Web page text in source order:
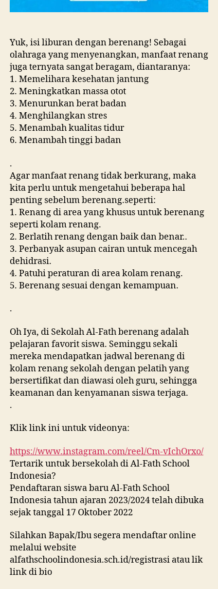
Yuk, isi liburan dengan berenang! Sebagai
olahraga yang menyenangkan, manfaat renang
juga ternyata sangat beragam, diantaranya:
1. Memelihara kesehatan jantung
2. Meningkatkan massa otot
3. Menurunkan berat badan
4. Menghilangkan stres
5. Menambah kualitas tidur
6. Menambah tinggi badan
.
Agar manfaat renang tidak berkurang, maka
kita perlu untuk mengetahui beberapa hal
penting sebelum berenang.seperti:
1. Renang di area yang khusus untuk berenang
seperti kolam renang.
2. Berlatih renang dengan baik dan benar..
3. Perbanyak asupan cairan untuk mencegah
dehidrasi.
4. Patuhi peraturan di area kolam renang.
5. Berenang sesuai dengan kemampuan.
.
Oh Iya, di Sekolah Al-Fath berenang adalah
pelajaran favorit siswa. Seminggu sekali
mereka mendapatkan jadwal berenang di
kolam renang sekolah dengan pelatih yang
bersertifikat dan diawasi oleh guru, sehingga
keamanan dan kenyamanan siswa terjaga.
.
Klik link ini untuk videonya:
https://www.instagram.com/reel/Cm-vIchOrxo/
Tertarik untuk bersekolah di Al-Fath School
Indonesia?
Pendaftaran siswa baru Al-Fath School
Indonesia tahun ajaran 2023/2024 telah dibuka
sejak tanggal 17 Oktober 2022
Silahkan Bapak/Ibu segera mendaftar online
melalui website
alfathschoolindonesia.sch.id/registrasi atau lik
link di bio